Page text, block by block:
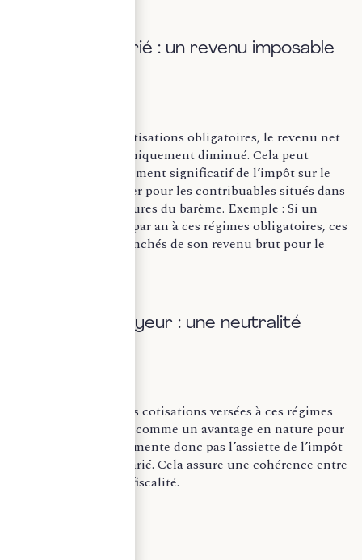
A. Pour le salarié : un revenu imposable
En déduisant ces cotisations obligatoires, le revenu net
imposable est mécaniquement diminué. Cela peut
conduire à un allègement significatif de l’impôt sur le
revenu, en particulier pour les contribuables situés dans
les tranches supérieures du barème. Exemple : Si un
salarié verse 5 000 € par an à ces régimes obligatoires, ces
montants sont retranchés de son revenu brut pour le
B. Pour l’employeur : une neutralité
La part patronale des cotisations versées à ces régimes
n’est pas considérée comme un avantage en nature pour
le salarié. Elle n’augmente donc pas l’assiette de l’impôt
sur le revenu du salarié. Cela assure une cohérence entre
politique sociale et fiscalité.